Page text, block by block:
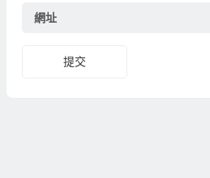
網址
提交